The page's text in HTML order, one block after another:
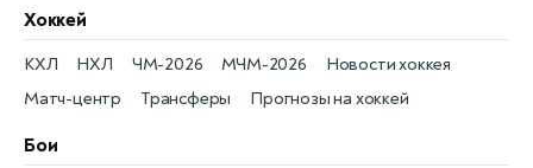
Хоккей
Новости хоккея
КХЛ
Матч-центр
НХЛ
Трансферы
ЧМ-2026
Прогнозы на хоккей
МЧМ-2026
Бои